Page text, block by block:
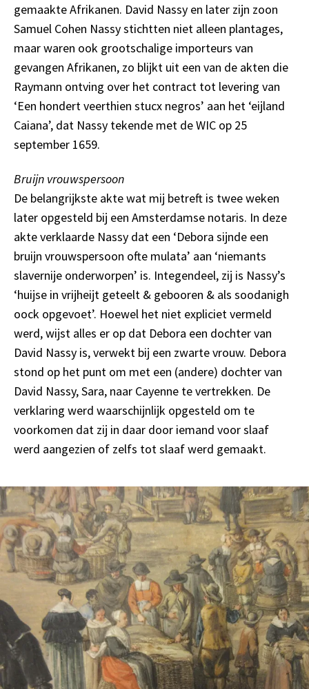
gemaakte Afrikanen. David Nassy en later zijn zoon
Samuel Cohen Nassy stichtten niet alleen plantages,
maar waren ook grootschalige importeurs van
gevangen Afrikanen, zo blijkt uit een van de akten die
Raymann ontving over het contract tot levering van
‘Een hondert veerthien stucx negros’ aan het ‘eijland
Caiana’, dat Nassy tekende met de WIC op 25
september 1659.
Bruijn vrouwspersoon
De belangrijkste akte wat mij betreft is twee weken
later opgesteld bij een Amsterdamse notaris. In deze
akte verklaarde Nassy dat een ‘Debora sijnde een
bruijn vrouwspersoon ofte mulata’ aan ‘niemants
slavernije onderworpen’ is. Integendeel, zij is Nassy’s
‘huijse in vrijheijt geteelt & gebooren & als soodanigh
oock opgevoet’. Hoewel het niet expliciet vermeld
werd, wijst alles er op dat Debora een dochter van
David Nassy is, verwekt bij een zwarte vrouw. Debora
stond op het punt om met een (andere) dochter van
David Nassy, Sara, naar Cayenne te vertrekken. De
verklaring werd waarschijnlijk opgesteld om te
voorkomen dat zij in daar door iemand voor slaaf
werd aangezien of zelfs tot slaaf werd gemaakt.